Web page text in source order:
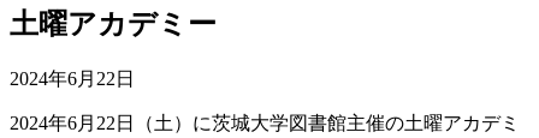
土曜アカデミー
2024年6月22日
2024年6月22日（土）に茨城大学図書館主催の土曜アカデミ